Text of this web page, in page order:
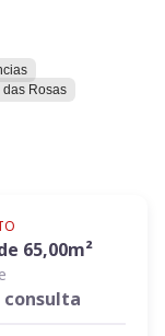
das Rosas
65,00m²
consulta